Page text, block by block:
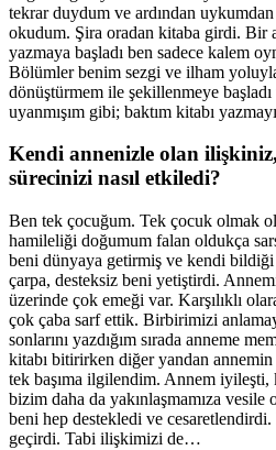
tekrar duydum ve ardından
okudum. Şira oradan kitaba girdi. Bir
yazmaya başladı ben sadece kalem
Bölümler benim sezgi ve ilham
dönüştürmem ile şekillenmeye
uyanmışım gibi; baktım kitabı
Kendi annenizle olan
sürecinizi nasıl etkiledi?
Ben tek çocuğum. Tek çocuk olmak
hamileliği doğumum falan oldukça
beni dünyaya getirmiş ve kendi
çarpa, desteksiz beni yetiştirdi.
üzerinde çok emeği var. Karşılıklı
çok çaba sarf ettik. Birbirimizi
sonlarını yazdığım sırada anneme
kitabı bitirirken diğer yandan annemin
tek başıma ilgilendim. Annem
bizim daha da yakınlaşmamıza
beni hep destekledi ve
geçirdi. Tabi ilişkimizi de…